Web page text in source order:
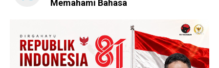
Memahami Bahasa